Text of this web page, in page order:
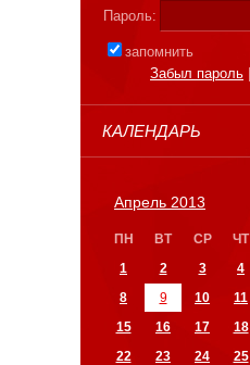
Пароль:
запомнить
Забыл пароль
КАЛЕНДАРЬ
Апрель 2013
ПН ВТ СР ЧТ
1
2 3 4
8
9 10 11
15
16 17 18
22
23 24 25